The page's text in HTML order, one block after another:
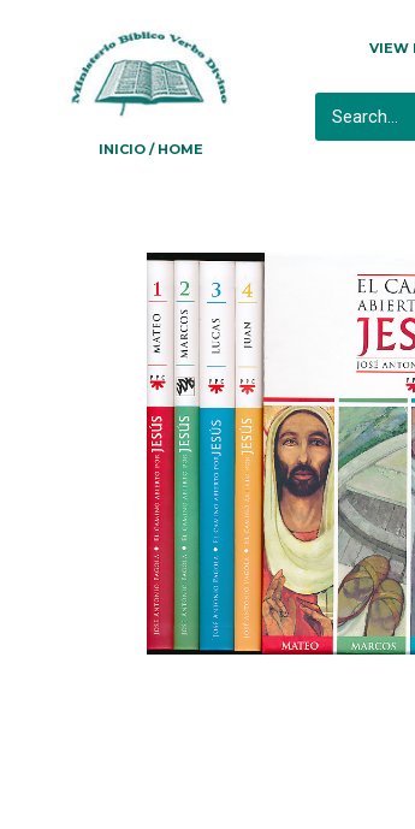
INICIO / HOME
VIEW